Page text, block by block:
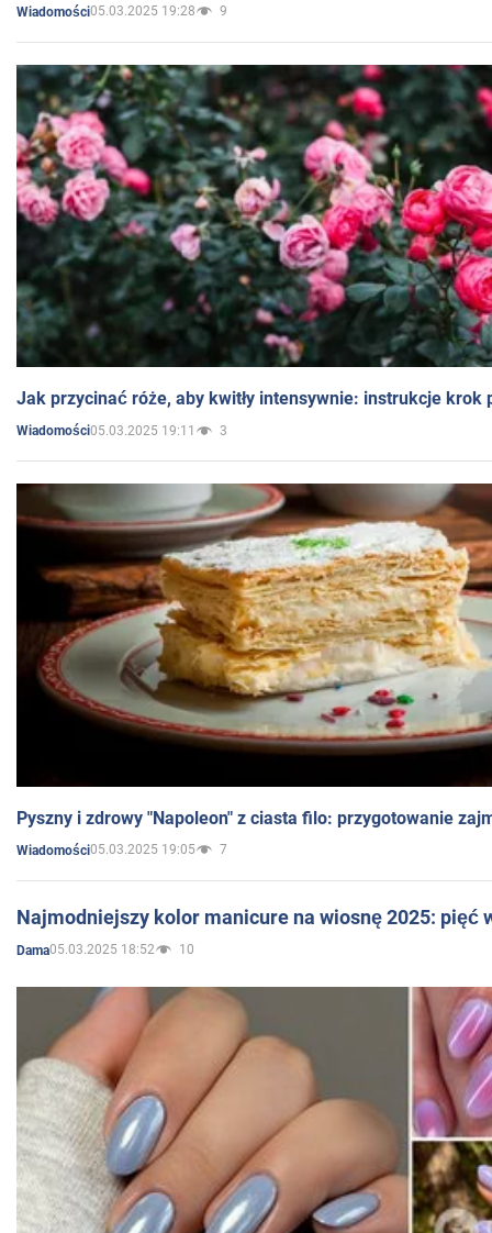
Wiadomości05.03.2025 19:28 9
Jak przycinać róże, aby kwitły intensywnie: instrukcje krok
Wiadomości05.03.2025 19:11 3
Pyszny i zdrowy "Napoleon" z ciasta filo: przygotowanie
Wiadomości05.03.2025 19:05 7
Najmodniejszy kolor manicure na wiosnę 2025: pięć
Dama05.03.2025 18:52 10